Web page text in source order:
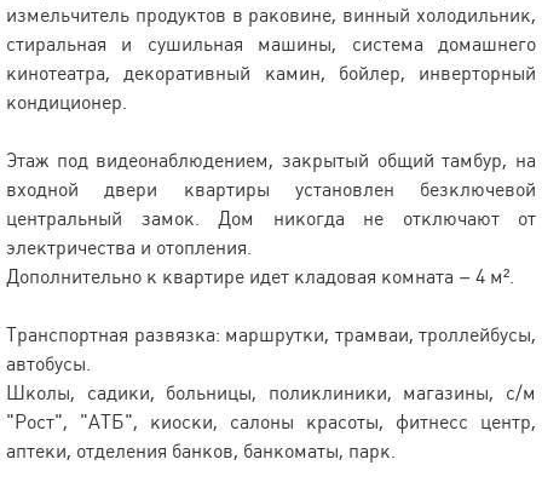
измельчитель продуктов в раковине, винный холодильник,
стиральная и сушильная машины, система домашнего
кинотеатра, декоративный камин, бойлер, инверторный
кондиционер.
Этаж под видеонаблюдением, закрытый общий тамбур, на
входной двери квартиры установлен безключевой
центральный замок. Дом никогда не отключают от
электричества и отопления.
Дополнительно к квартире идет кладовая комната – 4 м².
Транспортная развязка: маршрутки, трамваи, троллейбусы,
автобусы.
Школы, садики, больницы, поликлиники, магазины, с/м
"Рост", "АТБ", киоски, салоны красоты, фитнесс центр,
аптеки, отделения банков, банкоматы, парк.